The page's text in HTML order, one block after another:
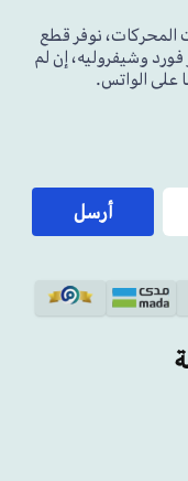
المحركات، نوفر قطع
وشيفروليه، إن لم
على الواتس.
أرسل